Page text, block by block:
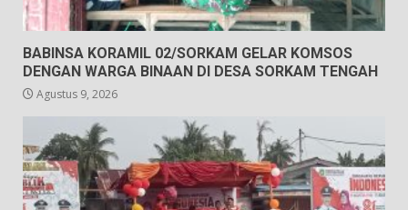
BABINSA KORAMIL 02/SORKAM GELAR KOMSOS
DENGAN WARGA BINAAN DI DESA SORKAM TENGAH
Agustus 9, 2026